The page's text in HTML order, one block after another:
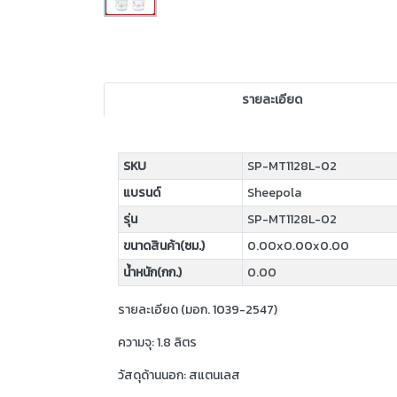
รายละเอียด
SKU
SP-MT1128L-02
แบรนด์
Sheepola
รุ่น
SP-MT1128L-02
ขนาดสินค้า(ซม.)
0.00x0.00x0.00
น้ำหนัก(กก.)
0.00
รายละเอียด (มอก. 1039-2547)
ความจุ: 1.8 ลิตร
วัสดุด้านนอก: สแตนเลส